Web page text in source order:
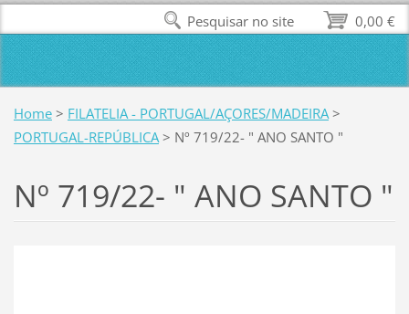
Home > FILATELIA - PORTUGAL/AÇORES/MADEIRA >
PORTUGAL-REPÚBLICA > Nº 719/22- " ANO SANTO "
Nº 719/22- " ANO SANTO "
0,00 €
Pesquisar no site